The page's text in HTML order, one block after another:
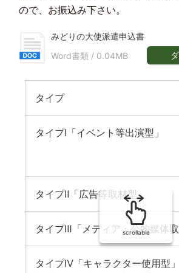
ので、お振込み下さい。
みどりの大使派遣申込書
Word書類 / 0.04MB
タイプ
タイプⅠ「イベント等出演型」
タイプⅡ「広告等取材型」
タイプⅢ「メディア・公的媒体取
タイプⅣ「キャラクター使用型」
scrollable